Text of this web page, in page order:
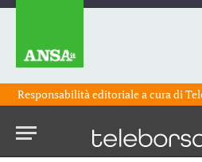
Responsabilità editoriale a cura di